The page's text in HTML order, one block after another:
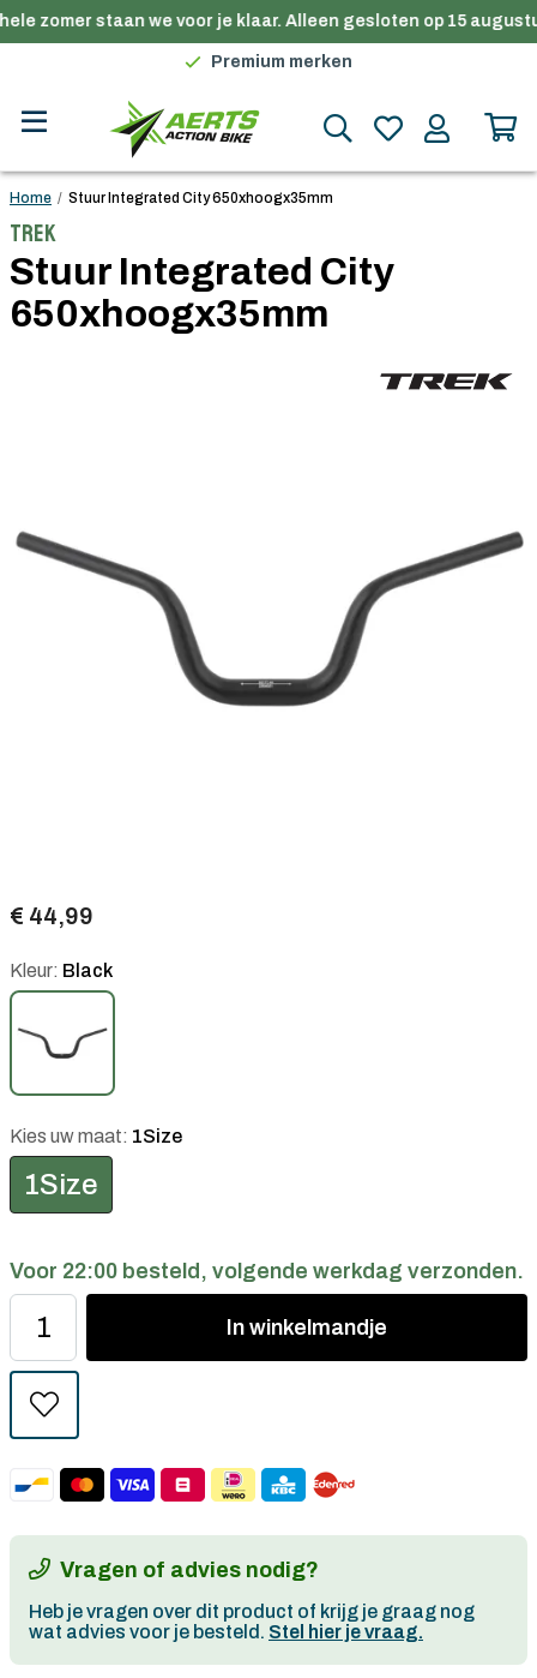
zomer staan we voor je klaar. Alleen gesloten op 15
Gratis verzending in België vanaf €100
Premium merken
Gratis verzending in België vanaf €100
Home / Stuur Integrated City 650xhoogx35mm
Trek
Stuur Integrated City
650xhoogx35mm
€ 44,99
Kleur: Black
Kies uw maat: 1Size
1Size
Voor 22:00 besteld, volgende werkdag verzonden.
In winkelmandje
Vragen of advies nodig?
Heb je vragen over dit product of krijg je graag nog
wat advies voor je besteld. Stel hier je vraag.